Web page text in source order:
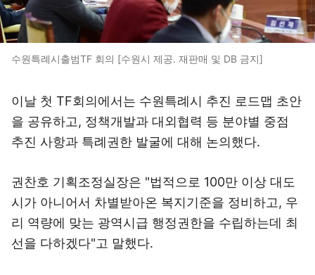
수원특례시출범TF 회의 [수원시 제공. 재판매 및 DB 금지]
이날 첫 TF회의에서는 수원특례시 추진 로드맵 초안
을 공유하고, 정책개발과 대외협력 등 분야별 중점
추진 사항과 특례권한 발굴에 대해 논의했다.
권찬호 기획조정실장은 "법적으로 100만 이상 대도
시가 아니어서 차별받아온 복지기준을 정비하고, 우
리 역량에 맞는 광역시급 행정권한을 수립하는데 최
선을 다하겠다"고 말했다.